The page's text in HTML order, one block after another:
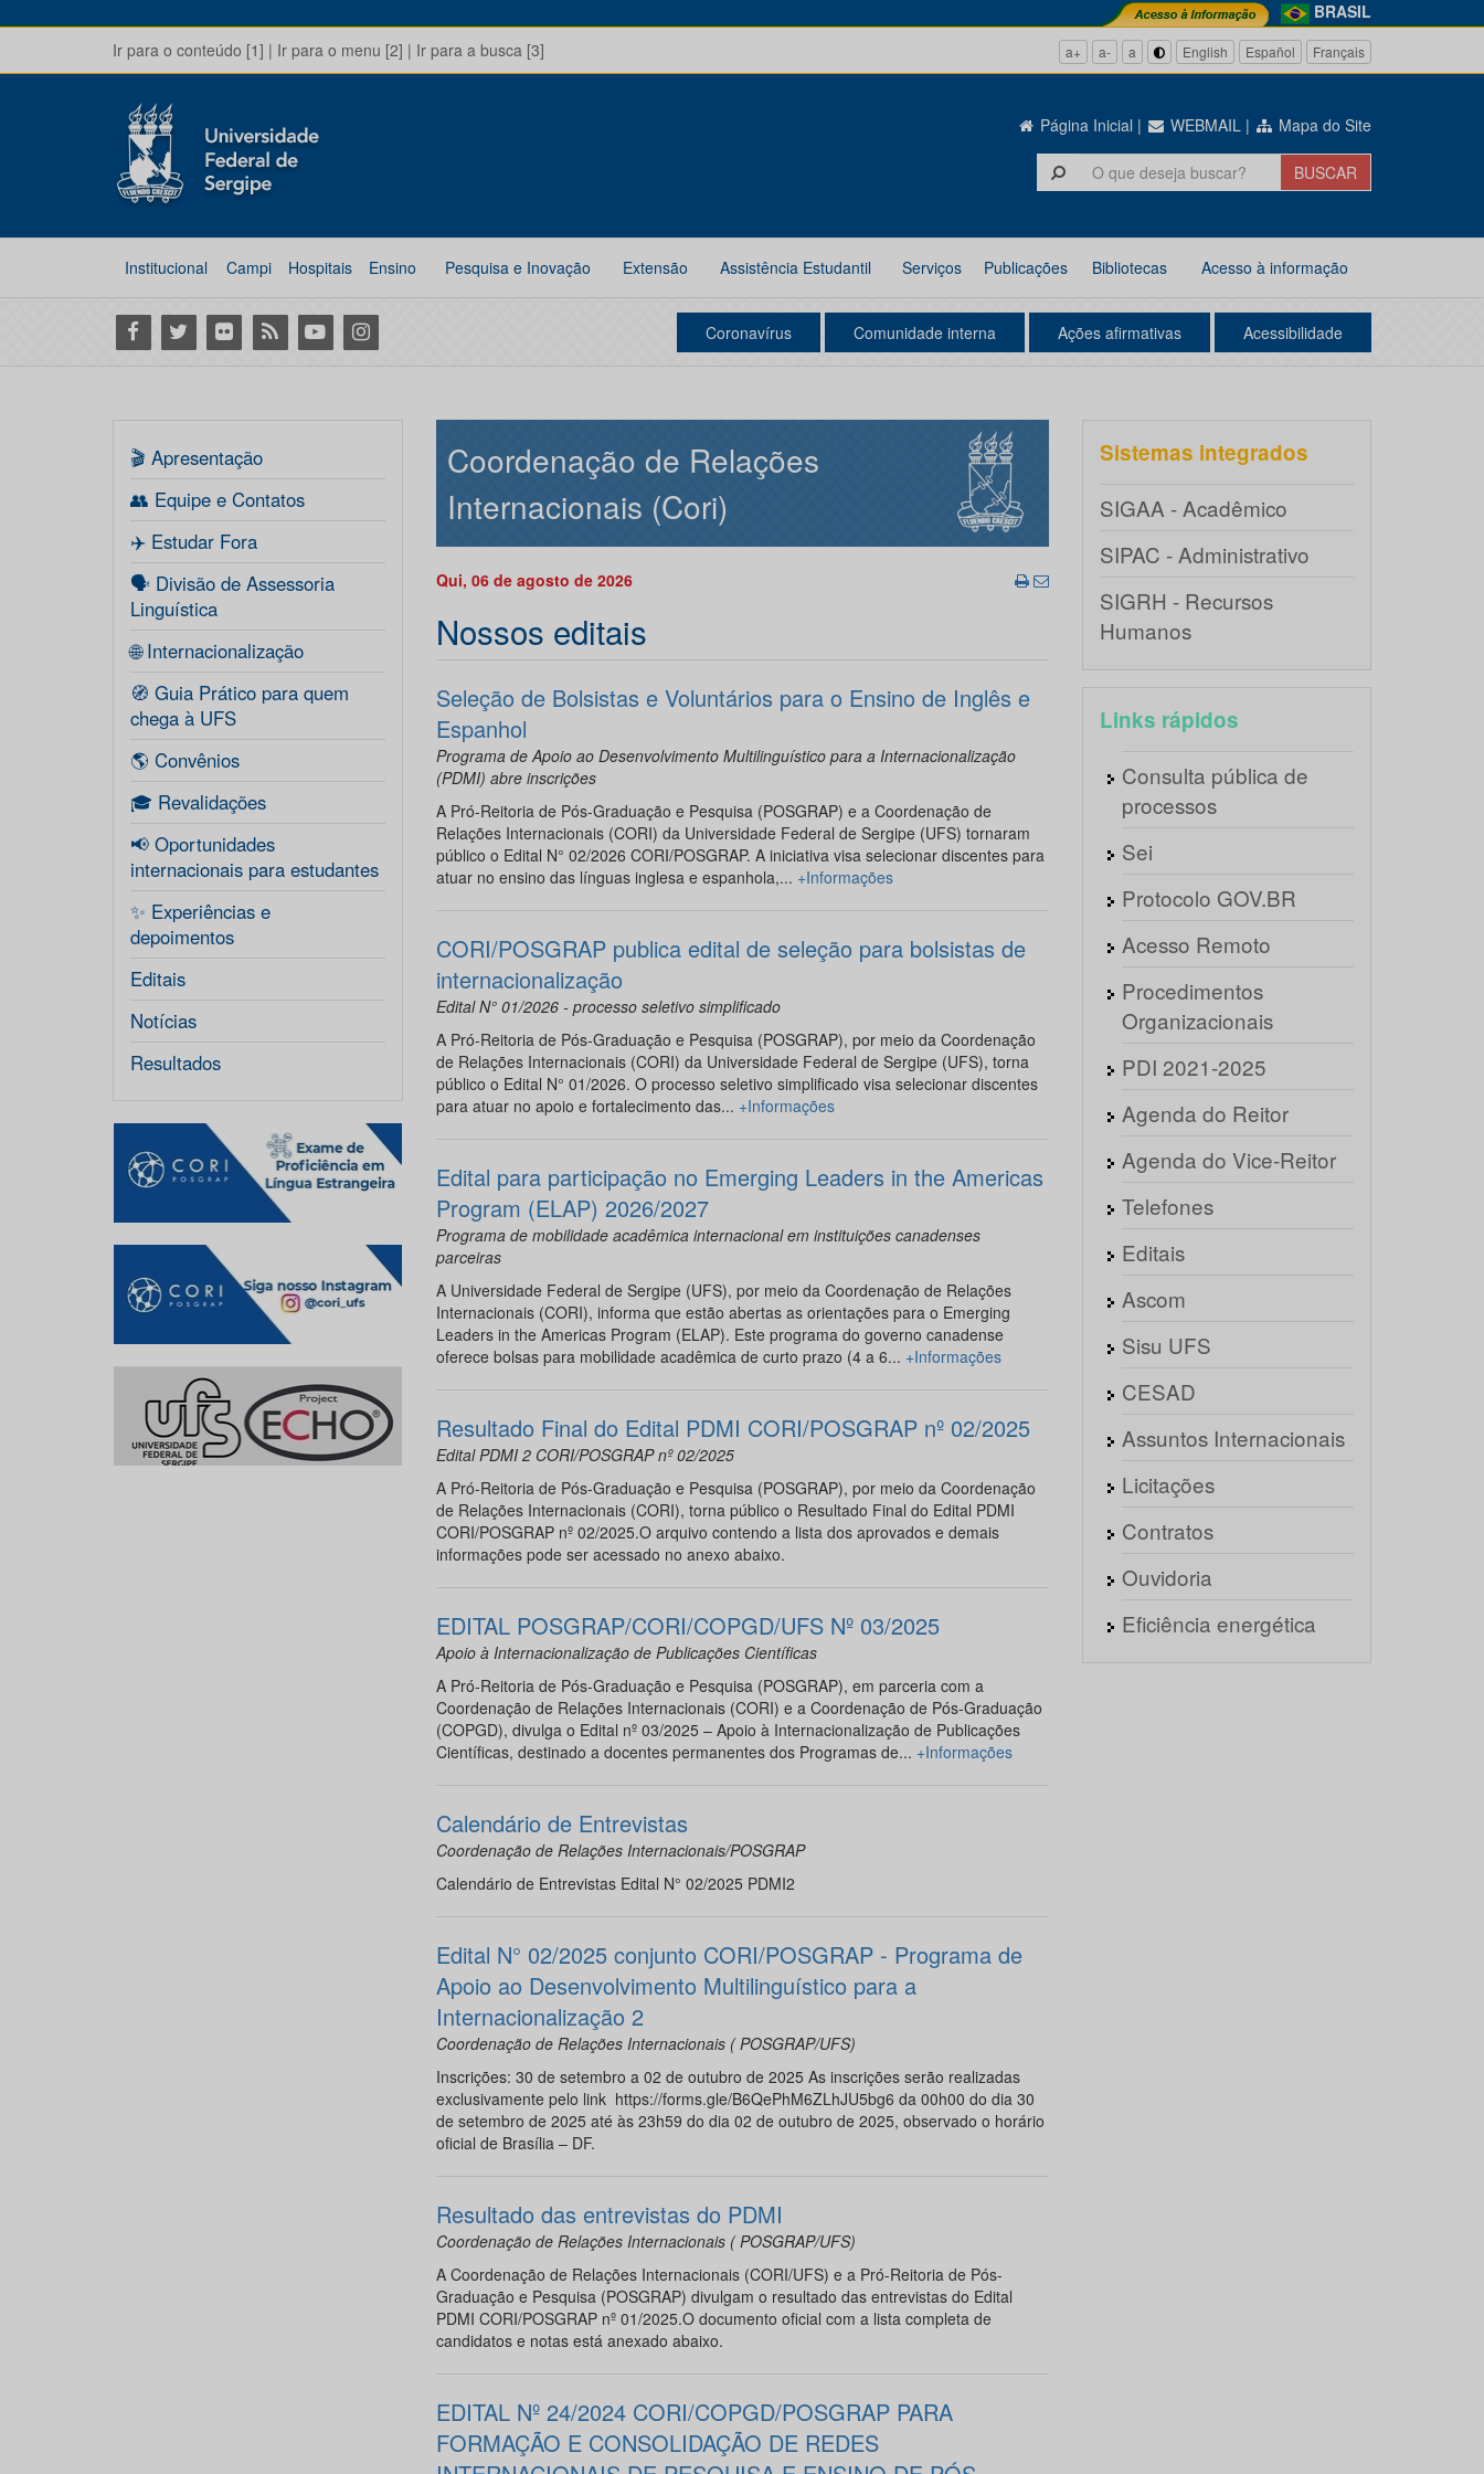
BRASIL
Ir para o conteúdo [1] | Ir para o menu [2] | Ir para a busca [3] a+ a- a English Español Français
Página Inicial | WEBMAIL | Mapa do Site
Institucional Campi Hospitais Ensino Pesquisa e Inovação Extensão Assistência Estudantil Serviços Publicações Bibliotecas Acesso à informação
Facebook
Twitter Flickr RSS YoutubeInstagram Coronavírus Comunidade interna Ações afirmativas Acessibilidade
🎬 Apresentação
👥 Equipe e Contatos
✈️ Estudar Fora
🗣️ Divisão de Assessoria
Linguística
🌐 Internacionalização
🧭 Guia Prático para quem
chega à UFS
🌎 Convênios
🎓 Revalidações
📢 Oportunidades
internacionais para estudantes
✨ Experiências e
depoimentos
Editais
Notícias
Resultados
Coordenação de Relações
Internacionais (Cori)
Qui, 06 de agosto de 2026
Nossos editais
Seleção de Bolsistas e Voluntários para o Ensino de Inglês e
Espanhol
Programa de Apoio ao Desenvolvimento Multilinguístico para a Internacionalização
(PDMI) abre inscrições
A Pró-Reitoria de Pós-Graduação e Pesquisa (POSGRAP) e a Coordenação de
Relações Internacionais (CORI) da Universidade Federal de Sergipe (UFS) tornaram
público o Edital N° 02/2026 CORI/POSGRAP. A iniciativa visa selecionar discentes para
atuar no ensino das línguas inglesa e espanhola,... +Informações
CORI/POSGRAP publica edital de seleção para bolsistas de
internacionalização
Edital N° 01/2026 - processo seletivo simplificado
A Pró-Reitoria de Pós-Graduação e Pesquisa (POSGRAP), por meio da Coordenação
de Relações Internacionais (CORI) da Universidade Federal de Sergipe (UFS), torna
público o Edital N° 01/2026. O processo seletivo simplificado visa selecionar discentes
para atuar no apoio e fortalecimento das... +Informações
Edital para participação no Emerging Leaders in the Americas
Program (ELAP) 2026/2027
Programa de mobilidade acadêmica internacional em instituições canadenses
parceiras
A Universidade Federal de Sergipe (UFS), por meio da Coordenação de Relações
Internacionais (CORI), informa que estão abertas as orientações para o Emerging
Leaders in the Americas Program (ELAP). Este programa do governo canadense
oferece bolsas para mobilidade acadêmica de curto prazo (4 a 6... +Informações
Resultado Final do Edital PDMI CORI/POSGRAP nº 02/2025
Edital PDMI 2 CORI/POSGRAP nº 02/2025
A Pró-Reitoria de Pós-Graduação e Pesquisa (POSGRAP), por meio da Coordenação
de Relações Internacionais (CORI), torna público o Resultado Final do Edital PDMI
CORI/POSGRAP nº 02/2025.O arquivo contendo a lista dos aprovados e demais
informações pode ser acessado no anexo abaixo.
EDITAL POSGRAP/CORI/COPGD/UFS Nº 03/2025
Apoio à Internacionalização de Publicações Científicas
A Pró-Reitoria de Pós-Graduação e Pesquisa (POSGRAP), em parceria com a
Coordenação de Relações Internacionais (CORI) e a Coordenação de Pós-Graduação
(COPGD), divulga o Edital nº 03/2025 – Apoio à Internacionalização de Publicações
Científicas, destinado a docentes permanentes dos Programas de... +Informações
Calendário de Entrevistas
Coordenação de Relações Internacionais/POSGRAP
Calendário de Entrevistas Edital N° 02/2025 PDMI2
Edital N° 02/2025 conjunto CORI/POSGRAP - Programa de
Apoio ao Desenvolvimento Multilinguístico para a
Internacionalização 2
Coordenação de Relações Internacionais ( POSGRAP/UFS)
Inscrições: 30 de setembro a 02 de outubro de 2025 As inscrições serão realizadas
exclusivamente pelo link https://forms.gle/B6QePhM6ZLhJU5bg6 da 00h00 do dia 30
de setembro de 2025 até às 23h59 do dia 02 de outubro de 2025, observado o horário
oficial de Brasília – DF.
Resultado das entrevistas do PDMI
Coordenação de Relações Internacionais ( POSGRAP/UFS)
A Coordenação de Relações Internacionais (CORI/UFS) e a Pró-Reitoria de Pós-
Graduação e Pesquisa (POSGRAP) divulgam o resultado das entrevistas do Edital
PDMI CORI/POSGRAP nº 01/2025.O documento oficial com a lista completa de
candidatos e notas está anexado abaixo.
EDITAL Nº 24/2024 CORI/COPGD/POSGRAP PARA
FORMAÇÃO E CONSOLIDAÇÃO DE REDES
Sistemas integrados
SIGAA - Acadêmico
SIPAC - Administrativo
SIGRH - Recursos
Humanos
Links rápidos
Consulta pública de
processos
Sei
Protocolo GOV.BR
Acesso Remoto
Procedimentos
Organizacionais
PDI 2021-2025
Agenda do Reitor
Agenda do Vice-Reitor
Telefones
Editais
Ascom
Sisu UFS
CESAD
Assuntos Internacionais
Licitações
Contratos
Ouvidoria
Eficiência energética